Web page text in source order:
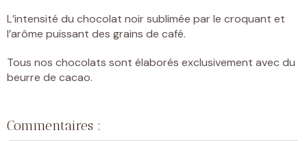
L’intensité du chocolat noir sublimée par le croquant et
l’arôme puissant des grains de café.
Tous nos chocolats sont élaborés exclusivement avec du
beurre de cacao.
Commentaires :